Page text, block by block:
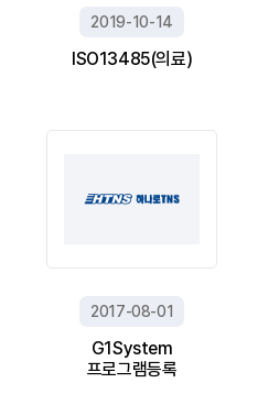
2019-10-14
ISO13485(의료)
2017-08-01
G1System
프로그램등록